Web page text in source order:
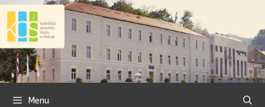
Preskoči
sadržaj
Menu